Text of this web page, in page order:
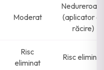
Moderat
(aplicator cu
răcire)
Risc
eliminat
Risc eliminat